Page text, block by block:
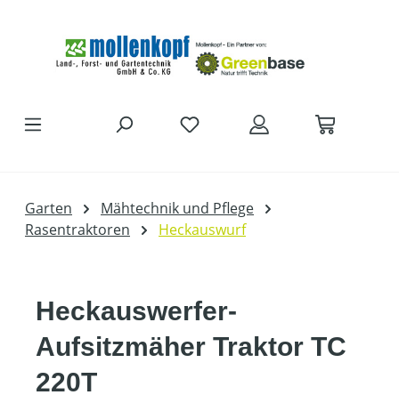
Garten
Mähtechnik und Pflege
Rasentraktoren
Heckauswurf
Heckauswerfer-
Aufsitzmäher Traktor TC
220T